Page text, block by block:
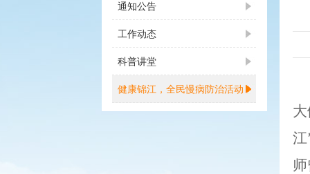
通知公告
工作动态
科普讲堂
健康锦江，全民慢病防治活动
江